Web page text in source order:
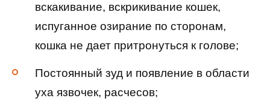
вскакивание, вскрикивание кошек,
испуганное озирание по сторонам,
кошка не дает притронуться к голове;
Постоянный зуд и появление в области
уха язвочек, расчесов;